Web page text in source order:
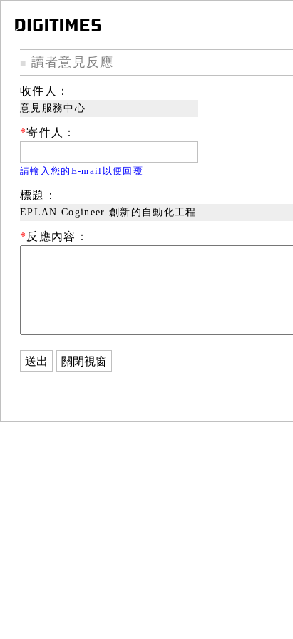
■ 讀者意見反應
收件人：
意見服務中心
*寄件人：
請輸入您的E-mail以便回覆
標題：
EPLAN Cogineer 創新的自動化工程
* 反應內容：